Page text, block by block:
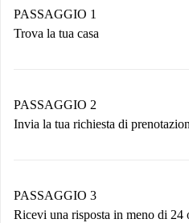
PASSAGGIO 1
Trova la tua casa
Hai tutte le informazioni
PASSAGGIO 2
Invia la tua richiesta di
non accetta.
PASSAGGIO 3
Ricevi una risposta in meno di 24